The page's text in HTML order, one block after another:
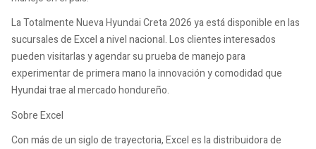
La Totalmente Nueva Hyundai Creta 2026 ya está disponible en las
sucursales de Excel a nivel nacional. Los clientes interesados
pueden visitarlas y agendar su prueba de manejo para
experimentar de primera mano la innovación y comodidad que
Hyundai trae al mercado hondureño.
Sobre Excel
Con más de un siglo de trayectoria, Excel es la distribuidora de